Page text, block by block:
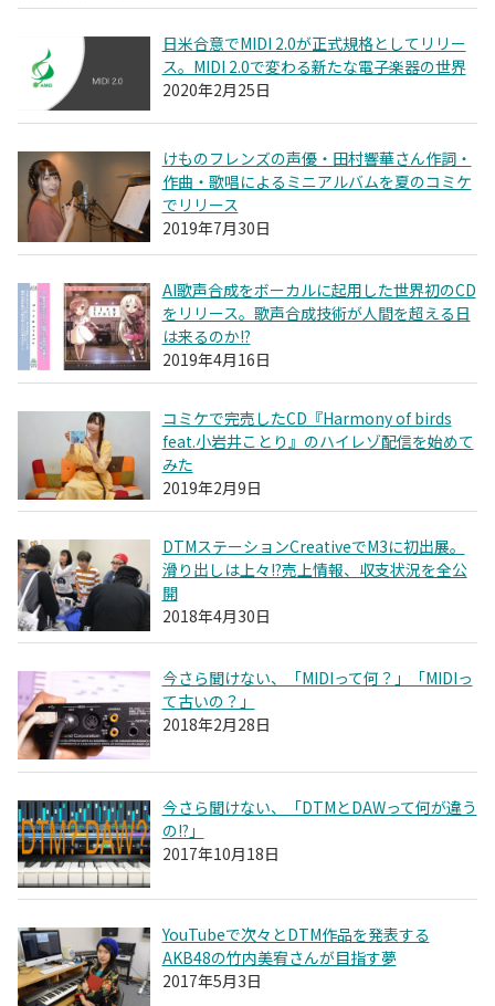
日米合意でMIDI 2.0が正式規格としてリリー
ス。MIDI 2.0で変わる新たな電子楽器の世界
2020年2月25日
けものフレンズの声優・田村響華さん作詞・
作曲・歌唱によるミニアルバムを夏のコミケ
でリリース
2019年7月30日
AI歌声合成をボーカルに起用した世界初のCD
をリリース。歌声合成技術が人間を超える日
は来るのか!?
2019年4月16日
コミケで完売したCD『Harmony of birds
feat.小岩井ことり』のハイレゾ配信を始めて
みた
2019年2月9日
DTMステーションCreativeでM3に初出展。
滑り出しは上々!?売上情報、収支状況を全公
開
2018年4月30日
今さら聞けない、「MIDIって何？」「MIDIっ
て古いの？」
2018年2月28日
今さら聞けない、「DTMとDAWって何が違う
の!?」
2017年10月18日
YouTubeで次々とDTM作品を発表する
AKB48の竹内美宥さんが目指す夢
2017年5月3日